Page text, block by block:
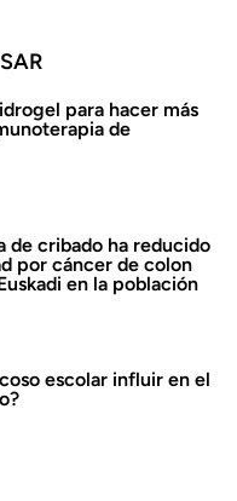
para hacer más
de
de cribado ha reducido
por cáncer de colon
en la población
escolar influir en el